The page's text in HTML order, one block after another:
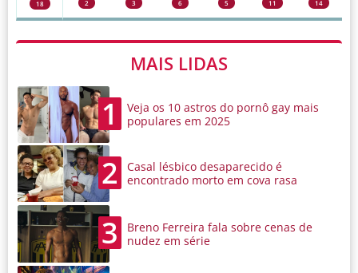
18 2 3 6 5 11 14
MAIS LIDAS
1
Veja os 10 astros do pornô gay mais
populares em 2025
2
Casal lésbico desaparecido é
encontrado morto em cova rasa
3
Breno Ferreira fala sobre cenas de
nudez em série